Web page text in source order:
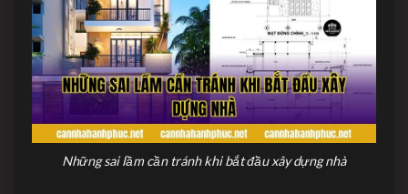
Những sai lầm cần tránh khi bắt đầu xây dựng nhà